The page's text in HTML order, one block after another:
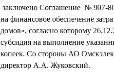
заключено Соглашение № 907-
на финансовое обеспечение
домов», согласно которому
субсидия на выполнение
копеек. Со стороны АО
директор А.А. Жуковский.